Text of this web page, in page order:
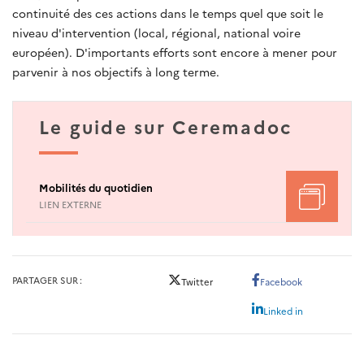
continuité des ces actions dans le temps quel que soit le
niveau d'intervention (local, régional, national voire
européen). D'importants efforts sont encore à mener pour
parvenir à nos objectifs à long terme.
Le guide sur Ceremadoc
Mobilités du quotidien
LIEN EXTERNE
PARTAGER SUR Twitter Facebook
Linked in